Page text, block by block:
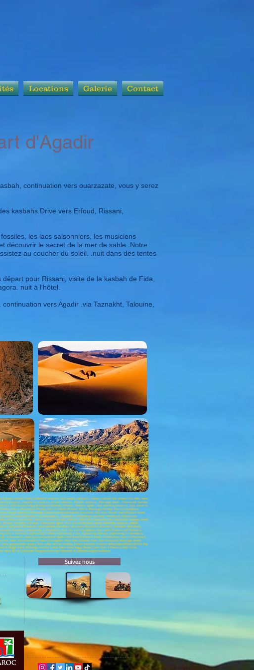
Locations Galerie Contact
d'Agadir
continuation vers ouarzazate, vous y serez
kasbahs.Drive vers Erfoud, Rissani,
les lacs saisonniers, les musiciens
découvrir le secret de la mer de sable .Notre
au coucher du soleil. .nuit dans des tentes
pour Rissani, visite de la kasbah de Fida,
nuit à l'hôtel.
vers Agadir .via Taznakht, Talouine,
Desert Camp; Casablanca morocco , 4x4 rental in Morocco , morocco desert tour ,Desert Trip; Atlas tours;
morocco , journeys to morocco , leisure morocco , Meknes morocco , Merzouga dunes , Ouarzazate Kasbahs
,Chefchaouen;Tanger;Asilah;Larache;Rabat; Tetouan , thalasso agadir , tour operating morocco , trips morocco
Hire in Marrakech; Minibus Hire in Dakhla; Minibus Hire in Merzouga; Minibus Hire in Casablanca;
airport transfers; Merzouga airport transfers;Marrakech Excursions ;Day trips; Desert Tours;Morocco travel,
hostel, Marrakech accommodation , restaurant in Marrakech, residence Marrakech, habitaccion
morocco excursions, morocco 4x4 excursions, morocco rental 4x4, Ouarzazate 4x4, ouarzazate voyages, travel
bivouac Marrakech, bivouac Ouarzazate, Agadir visit, visit Marrakech, desert adventure morocco, explore
motivation Marrakech, team building Marrakech, discovery Marrakech, discovery Taroudant, Marrakech,
Marrakech, monuments in Marrakech, visit fes, visit Casablanca, trips south Morocco, trail Morocco,
stay in essoauira, sightseeing in Rabat, sightseeing in fez, sightseeing Meknes, sightseeing in Casablanca,
in Marrakech, booking accommodation Agadir, find hotel Marrakech, hotels of Marrakech, tours in Marrakech,
Tours from Marrakech; Tours from Agadir; Tours from Tafraout; Tours from Essaouira; Merzouga desert
gorges;Dades gorges; Rose valley ;Ait ben Haddou; Telouet kassbah; Fint;Draa Valley;Zagora;Mhamid;Tinfo; Erg
Buggy tours; Merzouga minibus rental; Quad rental; Buggy Rental; Coach hire in Morocco; Inter cities
Bin el Ouidane;Ait bouguemez;Ouzoud Waterfall; Al jadida;Mazagan;Casablanca
Suivez nous